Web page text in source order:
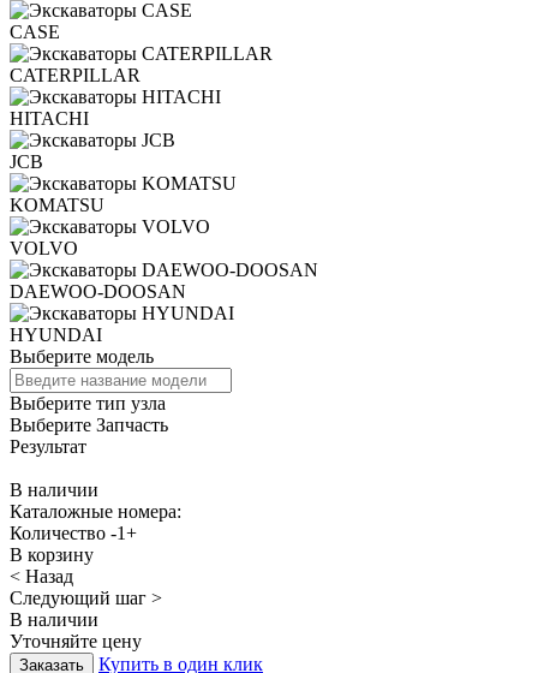
CASE
CATERPILLAR
HITACHI
JCB
KOMATSU
VOLVO
DAEWOO-DOOSAN
HYUNDAI
Выберите модель
Выберите тип узла
Выберите Запчасть
Результат
В наличии
Каталожные номера:
Количество -1+
В корзину
< Назад
Следующий шаг >
В наличии
Уточняйте цену
Купить в один клик